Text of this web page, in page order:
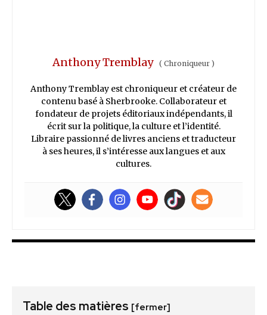
Anthony Tremblay ( Chroniqueur )
Anthony Tremblay est chroniqueur et créateur de
contenu basé à Sherbrooke. Collaborateur et
fondateur de projets éditoriaux indépendants, il
écrit sur la politique, la culture et l’identité.
Libraire passionné de livres anciens et traducteur
à ses heures, il s’intéresse aux langues et aux
cultures.
Table des matières [fermer]